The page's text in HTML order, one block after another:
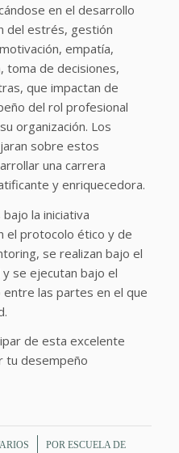
en el desarrollo
del estrés, gestión
empatía,
toma de decisiones,
que impactan de
del rol profesional
organización. Los
sobre estos
una carrera
y enriquecedora.
la iniciativa
el protocolo ético y de
se realizan bajo el
se ejecutan bajo el
las partes en el que
de esta excelente
tu desempeño
PORESCUELA DE